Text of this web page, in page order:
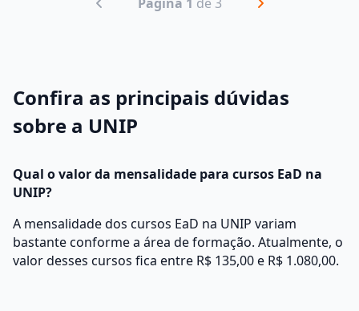
Confira as principais dúvidas
sobre a UNIP
Qual o valor da mensalidade para cursos EaD na
UNIP?
A mensalidade dos cursos EaD na UNIP variam
bastante conforme a área de formação. Atualmente, o
valor desses cursos fica entre R$ 135,00 e R$ 1.080,00.